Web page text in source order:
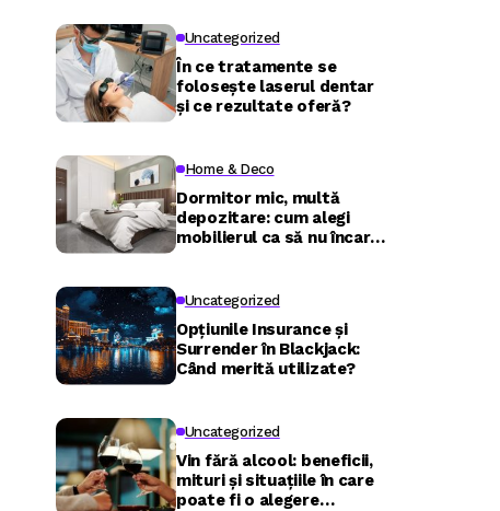
Uncategorized
În ce tratamente se
folosește laserul dentar
și ce rezultate oferă?
Home & Deco
Dormitor mic, multă
depozitare: cum alegi
mobilierul ca să nu încarci
Uncategorized
Opțiunile Insurance și
Surrender în Blackjack:
Când merită utilizate?
Uncategorized
Vin fără alcool: beneficii,
mituri și situațiile în care
poate fi o alegere